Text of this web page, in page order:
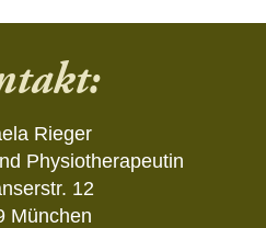
Rieger
Physiotherapeutin
12
München